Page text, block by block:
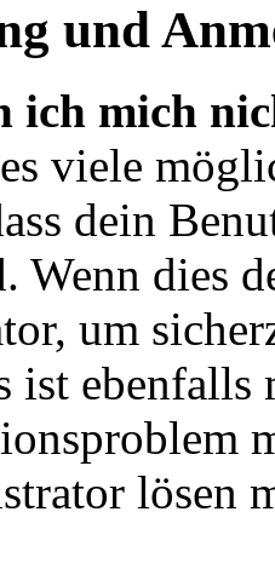
und
ich mich
viele
dein
Wenn dies
um
ist ebenfalls
lösen